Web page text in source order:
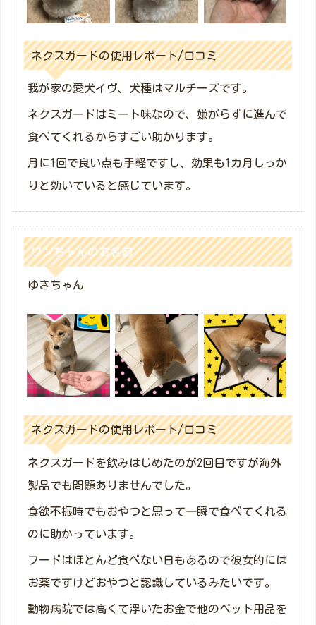
ネクスガードの使用レポート/口コミ
我が家の愛犬イヴ、犬種はマルチーズです。
ネクスガードはミート味なので、嫌がらずに進んで
食べてくれるからすごい助かります。
月に1回で良い点も手軽ですし、効果も1カ月しっか
りと効いていると感じています。
ワンちゃんのお名前
ゆきちゃん
ネクスガードの使用レポート/口コミ
ネクスガードを飲みはじめたのが2回目ですが海外
製品でも問題ありませんでした。
食欲不振時でもおやつと思って一瞬で食べてくれる
のに助かっています。
フードはほとんど食べない日もあるので彼女的には
お薬ですけどおやつと認識しているみたいです。
動物病院では高くて浮いたお金で他のペット用品を